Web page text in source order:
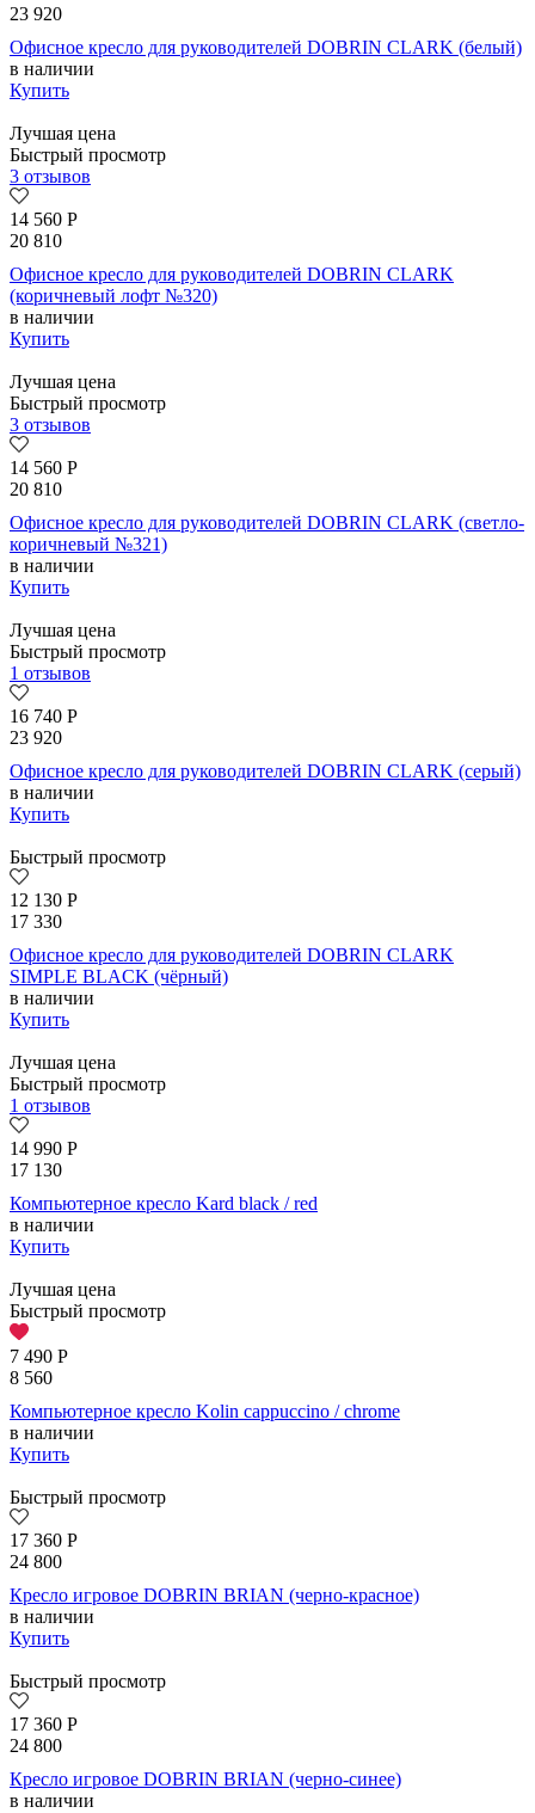
23 920
Офисное кресло для руководителей DOBRIN CLARK (белый)
в наличии
Купить
Лучшая цена
Быстрый просмотр
3 отзывов
14 560 Р
20 810
Офисное кресло для руководителей DOBRIN CLARK
(коричневый лофт №320)
в наличии
Купить
Лучшая цена
Быстрый просмотр
3 отзывов
14 560 Р
20 810
Офисное кресло для руководителей DOBRIN CLARK (светло-
коричневый №321)
в наличии
Купить
Лучшая цена
Быстрый просмотр
1 отзывов
16 740 Р
23 920
Офисное кресло для руководителей DOBRIN CLARK (серый)
в наличии
Купить
Быстрый просмотр
12 130 Р
17 330
Офисное кресло для руководителей DOBRIN CLARK
SIMPLE BLACK (чёрный)
в наличии
Купить
Лучшая цена
Быстрый просмотр
1 отзывов
14 990 Р
17 130
Компьютерное кресло Kard black / red
в наличии
Купить
Лучшая цена
Быстрый просмотр
7 490 Р
8 560
Компьютерное кресло Kolin cappuccino / chrome
в наличии
Купить
Быстрый просмотр
17 360 Р
24 800
Кресло игровое DOBRIN BRIAN (черно-красное)
в наличии
Купить
Быстрый просмотр
17 360 Р
24 800
Кресло игровое DOBRIN BRIAN (черно-синее)
в наличии